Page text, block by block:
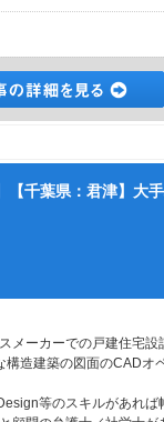
千葉県：君津】大
メーカーでの戸建住宅設
造建築の図面のCADオ
等のスキルがあれば